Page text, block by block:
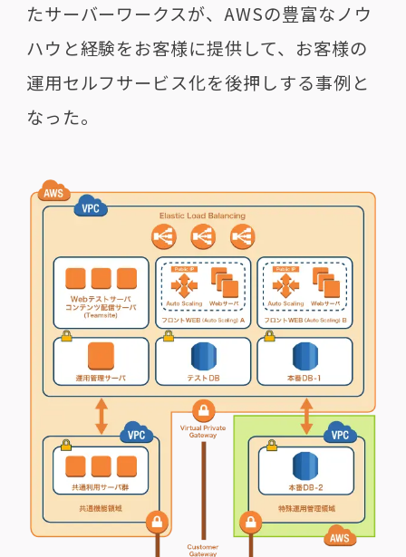
たサーバーワークスが、AWSの豊富なノウ
ハウと経験をお客様に提供して、お客様の
運用セルフサービス化を後押しする事例と
なった。